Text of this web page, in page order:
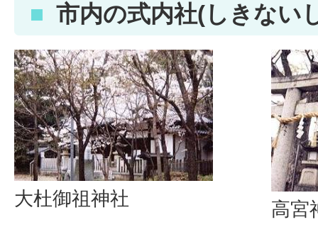
市内の式内社(しきない
大杜御祖神社 高宮